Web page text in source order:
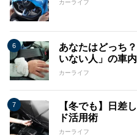
カーライフ
あなたはどっち
いない人」の車
カーライフ
【冬でも】日差
ド活用術
カーライフ